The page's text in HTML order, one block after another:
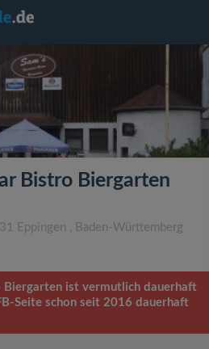
Bistro Biergarten
Eppingen , Baden-Württemberg
Biergarten ist vermutlich dauerhaft
Seite schon seit 2016 dauerhaft